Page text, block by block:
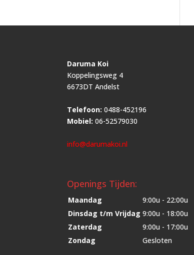
Daruma Koi
Koppelingsweg 4
6673DT Andelst
Telefoon: 0488-452196
Mobiel: 06-52579030
info@darumakoi.nl
Openings Tijden:
Maandag
9:00u - 22:00u
Dinsdag t/m Vrijdag 9:00u - 18:00u
Zaterdag
9:00u - 17:00u
Zondag
Gesloten